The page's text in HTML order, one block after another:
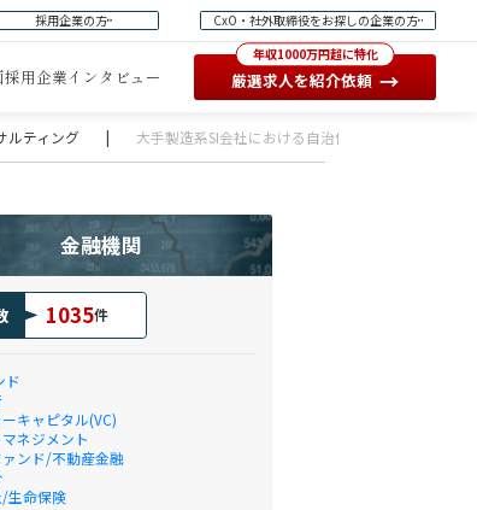
採用企業の方 CxO・社外取締役をお探しの企業の方
採用企業インタビュー
年収1000万円超に特化
厳選求人を紹介依頼 →
ルティング | 大手製造系SI会社における自治体向け自社パッケ
金融機関
1035件
ド
キャピタル(VC)
ネジメント
ンド/不動産金融
生命保険